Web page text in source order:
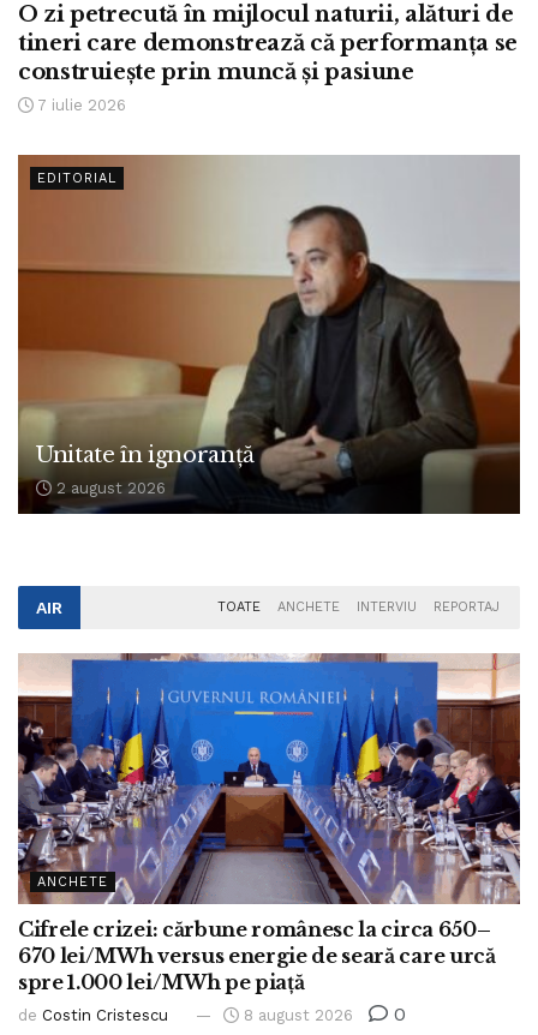
O zi petrecută în mijlocul naturii, alături de
tineri care demonstrează că performanța se
construiește prin muncă și pasiune
7 iulie 2026
EDITORIAL
Unitate în ignoranță
2 august 2026
AIR TOATE ANCHETE INTERVIU REPORTAJ
ANCHETE
Cifrele crizei: cărbune românesc la circa 650–
670 lei/MWh versus energie de seară care urcă
spre 1.000 lei/MWh pe piață
de Costin Cristescu 8 august 2026 0